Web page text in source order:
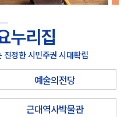
누리집
진정한 시민주권 시대확립
예술의전당
근대역사박물관